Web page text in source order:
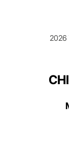
2026